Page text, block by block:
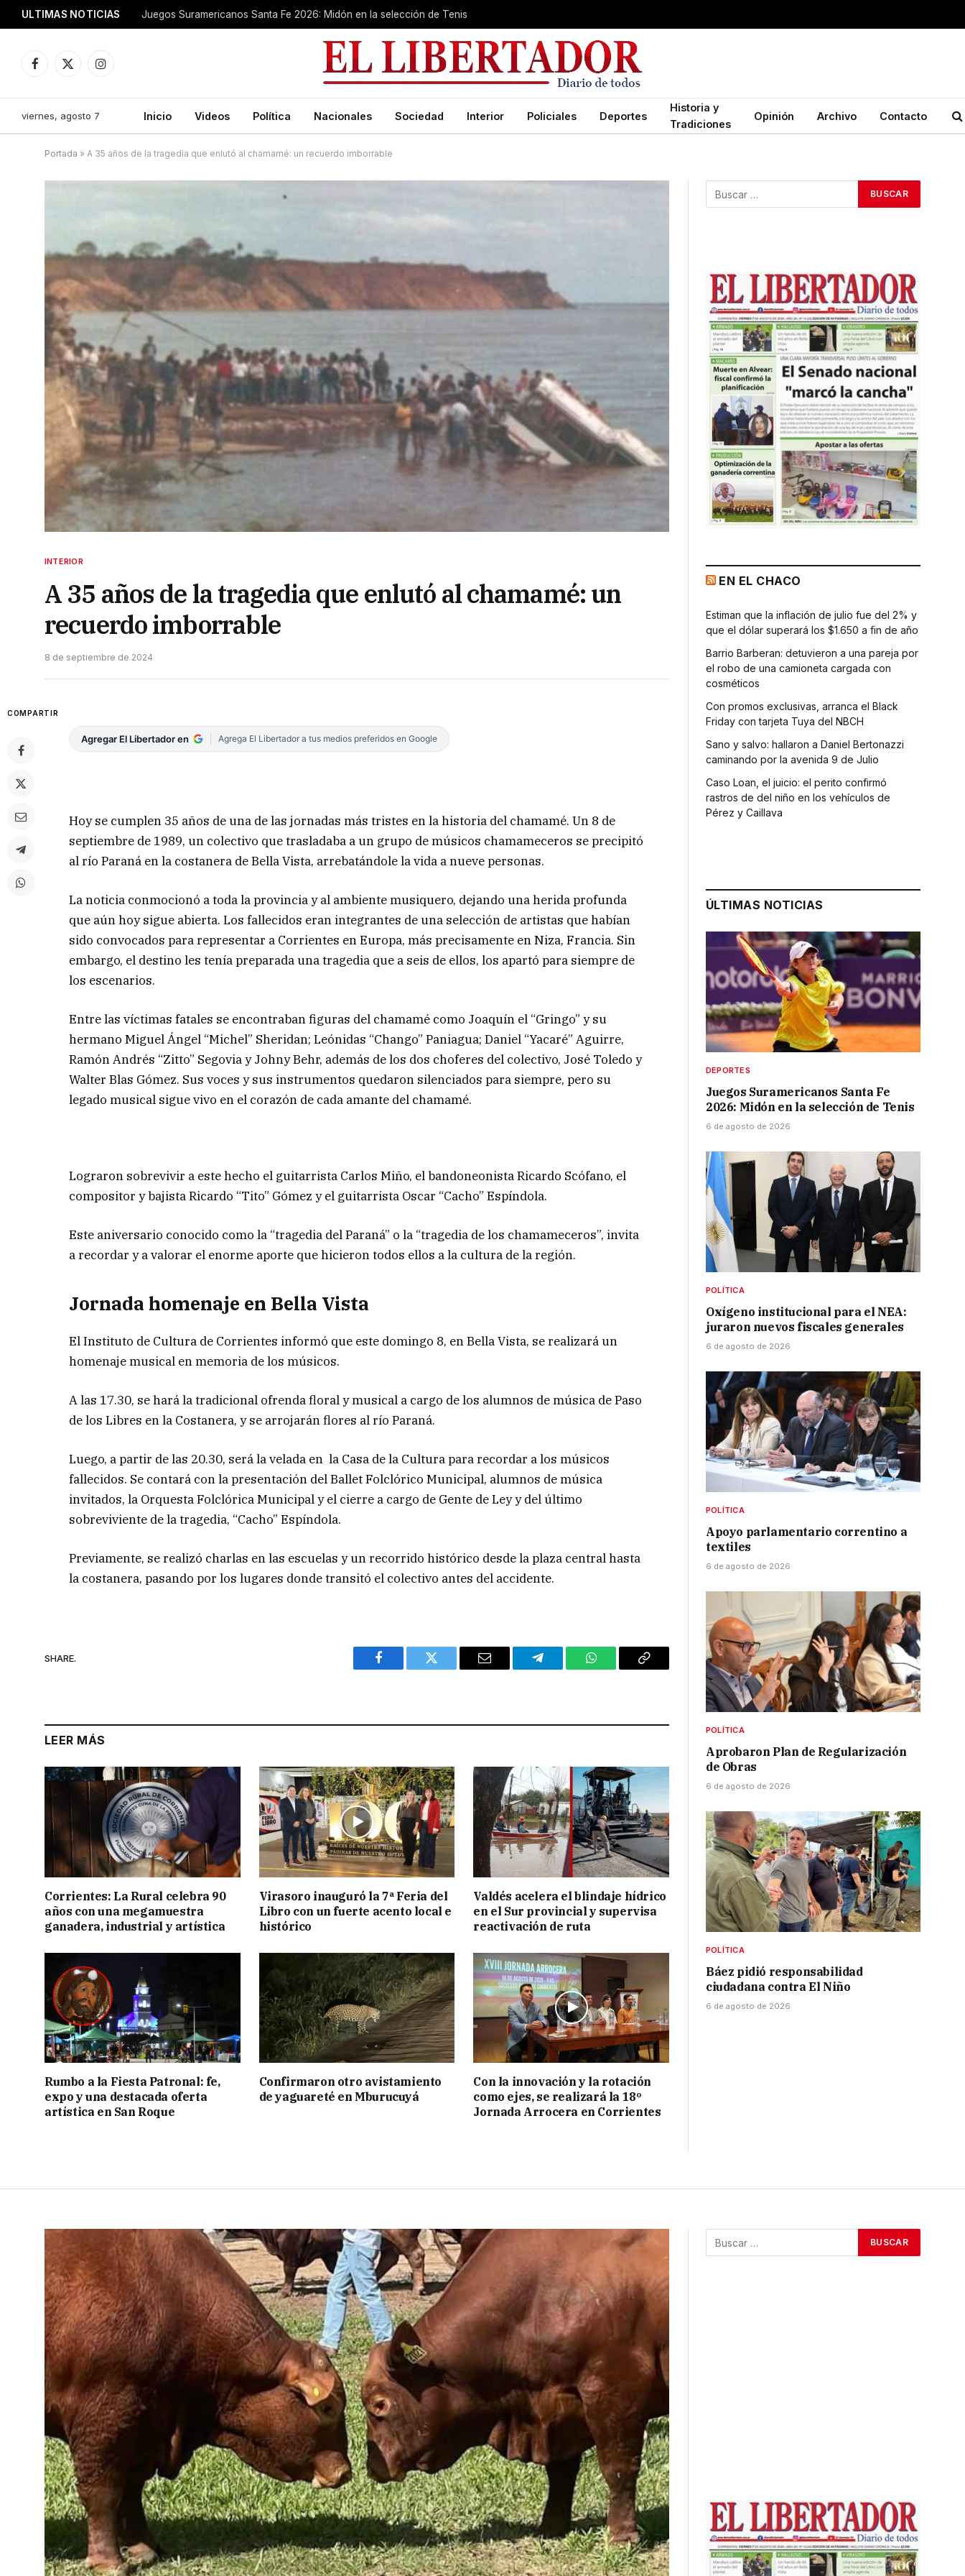
ULTIMAS NOTICIAS Juegos Suramericanos Santa Fe 2026: Midón en la selección de Tenis
Facebook
X
Instagram
viernes, agosto 7 Inicio Videos Política Nacionales Sociedad Interior Policiales Deportes
Historia y
Tradiciones
Opinión Archivo Contacto
Portada » A 35 años de la tragedia que enlutó al chamamé: un recuerdo imborrable
INTERIOR
A 35 años de la tragedia que enlutó al chamamé: un
recuerdo imborrable
8 de septiembre de 2024
COMPARTIR
Agregar El Libertador en Agrega El Libertador a tus medios preferidos en Google
Hoy se cumplen 35 años de una de las jornadas más tristes en la historia del chamamé. Un 8 de
septiembre de 1989, un colectivo que trasladaba a un grupo de músicos chamameceros se precipitó
al río Paraná en la costanera de Bella Vista, arrebatándole la vida a nueve personas.
La noticia conmocionó a toda la provincia y al ambiente musiquero, dejando una herida profunda
que aún hoy sigue abierta. Los fallecidos eran integrantes de una selección de artistas que habían
sido convocados para representar a Corrientes en Europa, más precisamente en Niza, Francia. Sin
embargo, el destino les tenía preparada una tragedia que a seis de ellos, los apartó para siempre de
los escenarios.
Entre las víctimas fatales se encontraban figuras del chamamé como Joaquín el “Gringo” y su
hermano Miguel Ángel “Michel” Sheridan; Leónidas “Chango” Paniagua; Daniel “Yacaré” Aguirre,
Ramón Andrés “Zitto” Segovia y Johny Behr, además de los dos choferes del colectivo, José Toledo y
Walter Blas Gómez. Sus voces y sus instrumentos quedaron silenciados para siempre, pero su
legado musical sigue vivo en el corazón de cada amante del chamamé.
Lograron sobrevivir a este hecho el guitarrista Carlos Miño, el bandoneonista Ricardo Scófano, el
compositor y bajista Ricardo “Tito” Gómez y el guitarrista Oscar “Cacho” Espíndola.
Este aniversario conocido como la “tragedia del Paraná” o la “tragedia de los chamameceros”, invita
a recordar y a valorar el enorme aporte que hicieron todos ellos a la cultura de la región.
Jornada homenaje en Bella Vista
El Instituto de Cultura de Corrientes informó que este domingo 8, en Bella Vista, se realizará un
homenaje musical en memoria de los músicos.
A las 17.30, se hará la tradicional ofrenda floral y musical a cargo de los alumnos de música de Paso
de los Libres en la Costanera, y se arrojarán flores al río Paraná.
Luego, a partir de las 20.30, será la velada en la Casa de la Cultura para recordar a los músicos
fallecidos. Se contará con la presentación del Ballet Folclórico Municipal, alumnos de música
invitados, la Orquesta Folclórica Municipal y el cierre a cargo de Gente de Ley y del último
sobreviviente de la tragedia, “Cacho” Espíndola.
Previamente, se realizó charlas en las escuelas y un recorrido histórico desde la plaza central hasta
la costanera, pasando por los lugares donde transitó el colectivo antes del accidente.
SHARE.
Facebook Twitter Email Telegram WhatsAppCopy
LEER MÁS
Corrientes: La Rural celebra 90
años con una megamuestra
ganadera, industrial y artística
Virasoro inauguró la 7ª Feria del
Libro con un fuerte acento local e
histórico
Valdés acelera el blindaje hídrico
en el Sur provincial y supervisa
reactivación de ruta
Rumbo a la Fiesta Patronal: fe,
expo y una destacada oferta
artística en San Roque
Confirmaron otro avistamiento
de yaguareté en Mburucuyá
Con la innovación y la rotación
como ejes, se realizará la 18º
Jornada Arrocera en Corrientes
EN EL CHACO
Estiman que la inflación de julio fue del 2% y
que el dólar superará los $1.650 a fin de año
Barrio Barberan: detuvieron a una pareja por
el robo de una camioneta cargada con
cosméticos
Con promos exclusivas, arranca el Black
Friday con tarjeta Tuya del NBCH
Sano y salvo: hallaron a Daniel Bertonazzi
caminando por la avenida 9 de Julio
Caso Loan, el juicio: el perito confirmó
rastros de del niño en los vehículos de
Pérez y Caillava
ÚLTIMAS NOTICIAS
DEPORTES
Juegos Suramericanos Santa Fe
2026: Midón en la selección de Tenis
6 de agosto de 2026
POLÍTICA
Oxígeno institucional para el NEA:
juraron nuevos fiscales generales
6 de agosto de 2026
POLÍTICA
Apoyo parlamentario correntino a
textiles
6 de agosto de 2026
POLÍTICA
Aprobaron Plan de Regularización
de Obras
6 de agosto de 2026
POLÍTICA
Báez pidió responsabilidad
ciudadana contra El Niño
6 de agosto de 2026